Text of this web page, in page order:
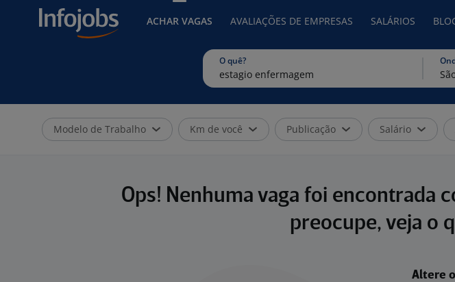
ACHAR VAGAS AVALIAÇÕES DE EMPRESAS SALÁRIOS
O quê?
Modelo de Trabalho Km de você Publicação Salário
Ops! Nenhuma vaga foi encontrada
preocupe, veja o
Altere